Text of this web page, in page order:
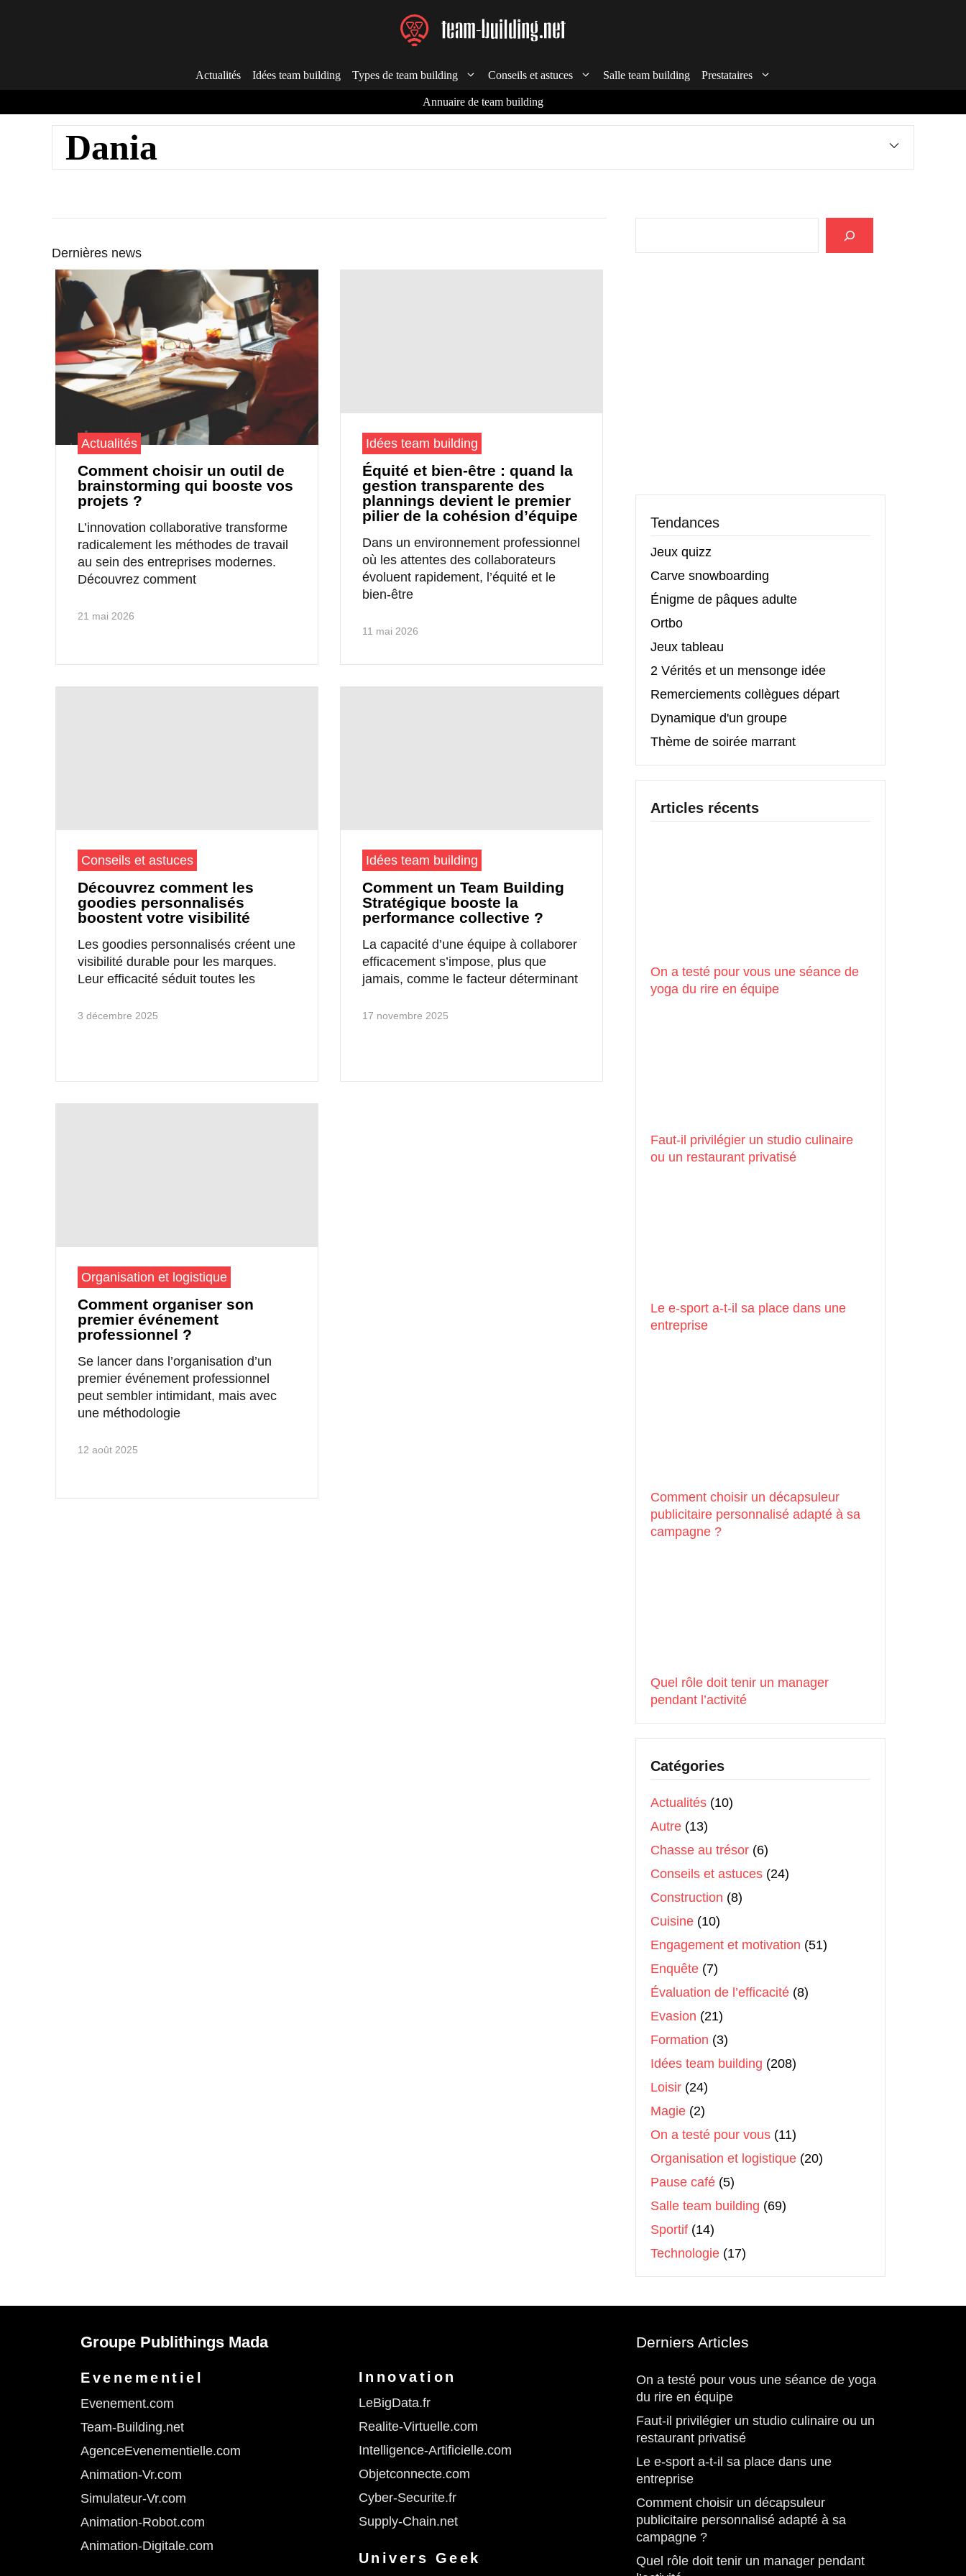
Actualités Idées team building Types de team building Conseils et astuces Salle team building Prestataires
Annuaire de team building
Dania
Dernières news
Actualités
Comment choisir un outil de
brainstorming qui booste vos
projets ?
L’innovation collaborative transforme
radicalement les méthodes de travail
au sein des entreprises modernes.
Découvrez comment
21 mai 2026
Idées team building
Équité et bien-être : quand la
gestion transparente des
plannings devient le premier
pilier de la cohésion d’équipe
Dans un environnement professionnel
où les attentes des collaborateurs
évoluent rapidement, l’équité et le
bien-être
11 mai 2026
Conseils et astuces
Découvrez comment les
goodies personnalisés
boostent votre visibilité
Les goodies personnalisés créent une
visibilité durable pour les marques.
Leur efficacité séduit toutes les
3 décembre 2025
Idées team building
Comment un Team Building
Stratégique booste la
performance collective ?
La capacité d’une équipe à collaborer
efficacement s’impose, plus que
jamais, comme le facteur déterminant
17 novembre 2025
Organisation et logistique
Comment organiser son
premier événement
professionnel ?
Se lancer dans l’organisation d’un
premier événement professionnel
peut sembler intimidant, mais avec
une méthodologie
12 août 2025
Tendances
Jeux quizz
Carve snowboarding
Énigme de pâques adulte
Ortbo
Jeux tableau
2 Vérités et un mensonge idée
Remerciements collègues départ
Dynamique d'un groupe
Thème de soirée marrant
Articles récents
On a testé pour vous une séance de
yoga du rire en équipe
Faut-il privilégier un studio culinaire
ou un restaurant privatisé
Le e-sport a-t-il sa place dans une
entreprise
Comment choisir un décapsuleur
publicitaire personnalisé adapté à sa
campagne ?
Quel rôle doit tenir un manager
pendant l’activité
Catégories
Actualités (10)
Autre (13)
Chasse au trésor (6)
Conseils et astuces (24)
Construction (8)
Cuisine (10)
Engagement et motivation (51)
Enquête (7)
Évaluation de l’efficacité (8)
Evasion (21)
Formation (3)
Idées team building (208)
Loisir (24)
Magie (2)
On a testé pour vous (11)
Organisation et logistique (20)
Pause café (5)
Salle team building (69)
Sportif (14)
Technologie (17)
Groupe Publithings Mada
Evenementiel
Evenement.com
Team-Building.net
AgenceEvenementielle.com
Animation-Vr.com
Simulateur-Vr.com
Animation-Robot.com
Animation-Digitale.com
Innovation
LeBigData.fr
Realite-Virtuelle.com
Intelligence-Artificielle.com
Objetconnecte.com
Cyber-Securite.fr
Supply-Chain.net
Univers Geek
Derniers Articles
On a testé pour vous une séance de yoga
du rire en équipe
Faut-il privilégier un studio culinaire ou un
restaurant privatisé
Le e-sport a-t-il sa place dans une
entreprise
Comment choisir un décapsuleur
publicitaire personnalisé adapté à sa
campagne ?
Quel rôle doit tenir un manager pendant